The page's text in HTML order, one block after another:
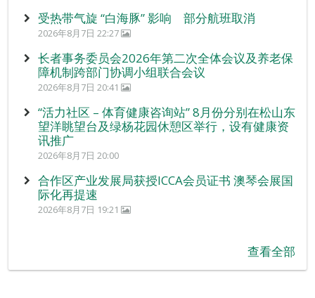
受热带气旋 “白海豚” 影响 部分航班取消
2026年8月7日 22:27
长者事务委员会2026年第二次全体会议及养老保
障机制跨部门协调小组联合会议
2026年8月7日 20:41
“活力社区 – 体育健康咨询站” 8月份分别在松山东
望洋眺望台及绿杨花园休憩区举行，设有健康资
讯推广
2026年8月7日 20:00
合作区产业发展局获授ICCA会员证书 澳琴会展国
际化再提速
2026年8月7日 19:21
查看全部